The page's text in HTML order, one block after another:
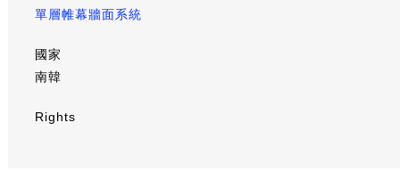
單層帷幕牆面系統
國家
南韓
Rights